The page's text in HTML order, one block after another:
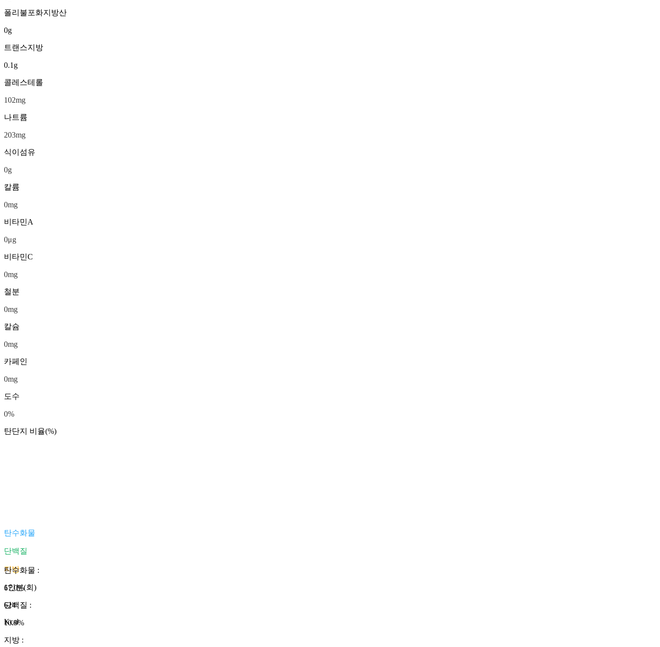
폴리불포화지방산
0g
트랜스지방
0.1 g
콜레스테롤
102mg
나트륨
203mg
식이섬유
0g
칼륨
0mg
비타민A
0μg
비타민C
0mg
철분
0mg
칼슘
0mg
카페인
0mg
도수
0%
탄단지 비율(%)
탄수화물
단백질
지방
1인분(회)
624
Kcal
탄수화물 :
67.0%
단백질 :
10.9%
지방 :